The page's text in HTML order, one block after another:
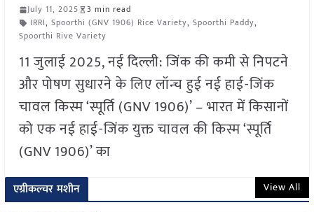
July 11, 2025
3 min read
IRRI, Spoorthi (GNV 1906) Rice Variety, Spoorthi Paddy,
Spoorthi Rive Variety
11 जुलाई 2025, नई दिल्ली: जिंक की कमी से निपटने
और पोषण सुधारने के लिए लॉन्च हुई नई हाई-जिंक
चावल किस्म ‘स्पूर्ति (GNV 1906)’ – भारत में किसानों
को एक नई हाई-जिंक युक्त चावल की किस्म ‘स्पूर्ति
(GNV 1906)’ का
एग्रीकल्चर मशीन View All